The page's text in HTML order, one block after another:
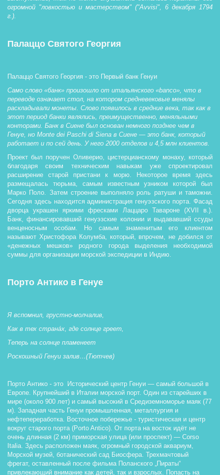
огромной "ловкостью и мастерством" ("Avvisi", 6 декабря 1794
г.).
Палаццо Святого Георгия
Палаццо Святого Георгия - это Первый банк Генуи
Само слово «банк» произошло от итальянского «banco», что в
переводе означает стол, на котором средневековые менялы
раскладывали монеты. Слово появилось в средние века, так как в
этот период банки являлись, преимущественно, меняльными
конторами. Банк в Сиене был основан немного позднее чем в
Генуе, но Monte dei Paschi di Siena в Сиене — это банк, который
работает и по сей день. У него 2000 отделов и 4,5 млн клиентов.
Проект был поручен Оливерио, цистерцианскому монаху, который
благодаря своим техническим навыкам уже спроектировал
расширение старой пристани к морю. Некоторое время здесь
размещалась тюрьма, самым известным узником которой был
Марко Поло. Затем строение выполняло роль ратуши и таможни.
Сегодня здесь находится администрация генуэзского порта. Фасад
дворца украшен яркими фресками Лаццаро Тавароне (XVII в.).
Банк, финансировавший генуэзские колонии и выдававший ссуды
венценосным особам. Но самым знаменитым его клиентом
называют Христофора Колумба, который, впрочем, не добился от
«денежных мешков» родного города выделения необходимой
суммы для организации морской экспедиции в Индию.
Порто Антико в Генуе
Я вспомнил, грустно-молчалив,
Как в тех страна́х, где солнце греет,
Теперь на солнце пламенеет
Роскошный Генуи залив…(Тютчев)
Порто Антико - это  Исторический центр Генуи — самый большой в
Европе. Крупнейший в Италии морской порт. Один из старейших в
мире (около 900 лет) и самый высокий в Средиземноморье маяк (77
м). Западная часть Генуи промышленная, металлургия и
нефтепереработка. Восточное побережье - туристическая и центр
вокруг старого порта (Porto Antico). От порта на восток идёт не
очень длинная (2 км) приморская улица (или проспект) — Corso
Italia. Здесь расположен маяк, огромный городской аквариум,
Морской музей, ботанический сад Биосфера. Трехмачтовый
фрегат, оставленный после фильма Поланского „Пираты“
привлекающий внимание как детей, так и взрослых. Попасть на